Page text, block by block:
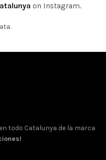
on Instagram.
todo Catalunya de la marca